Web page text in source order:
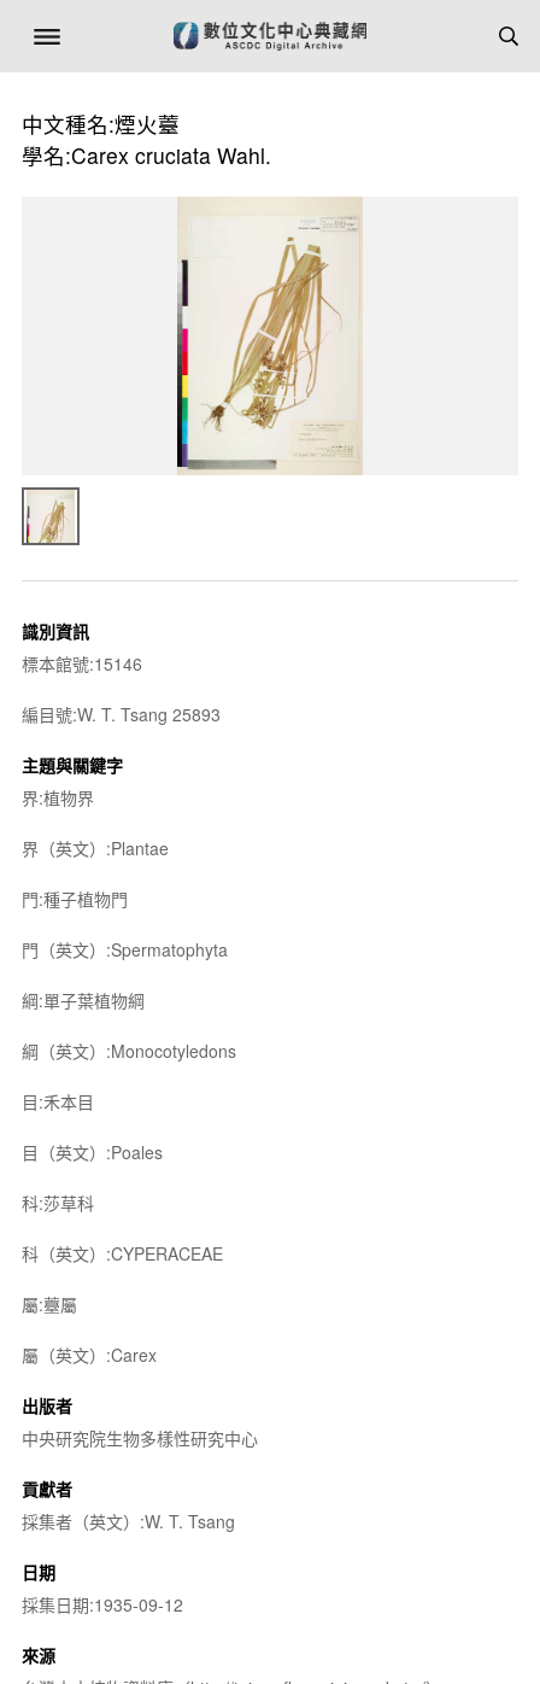
中文種名:煙火薹
學名:Carex cruciata Wahl.
識別資訊
標本館號:15146
編目號:W. T. Tsang 25893
主題與關鍵字
界:植物界
界（英文）:Plantae
門:種子植物門
門（英文）:Spermatophyta
綱:單子葉植物綱
綱（英文）:Monocotyledons
目:禾本目
目（英文）:Poales
科:莎草科
科（英文）:CYPERACEAE
屬:薹屬
屬（英文）:Carex
出版者
中央研究院生物多樣性研究中心
貢獻者
採集者（英文）:W. T. Tsang
日期
採集日期:1935-09-12
來源